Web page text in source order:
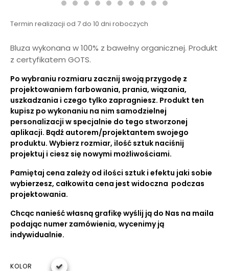
Termin realizacji od 7 do 10 dni roboczych
Bluza wykonana w 100% z bawełny organicznej. Produkt
z certyfikatem GOTS.
Po wybraniu rozmiaru zacznij swoją przygodę z
projektowaniem farbowania, prania, wiązania,
uszkadzania i czego tylko zapragniesz. Produkt ten
kupisz po wykonaniu na nim samodzielnej
personalizacji w specjalnie do tego stworzonej
aplikacji. Bądź autorem/projektantem swojego
produktu. Wybierz rozmiar, ilość sztuk naciśnij
projektuj i ciesz się nowymi możliwościami.
Pamiętaj cena zależy od ilości sztuk i efektu jaki sobie
wybierzesz, całkowita cena jest widoczna podczas
projektowania.
Chcąc nanieść własną grafikę wyślij ją do Nas na maila
podając numer zamówienia, wycenimy ją
indywidualnie.
KOLOR